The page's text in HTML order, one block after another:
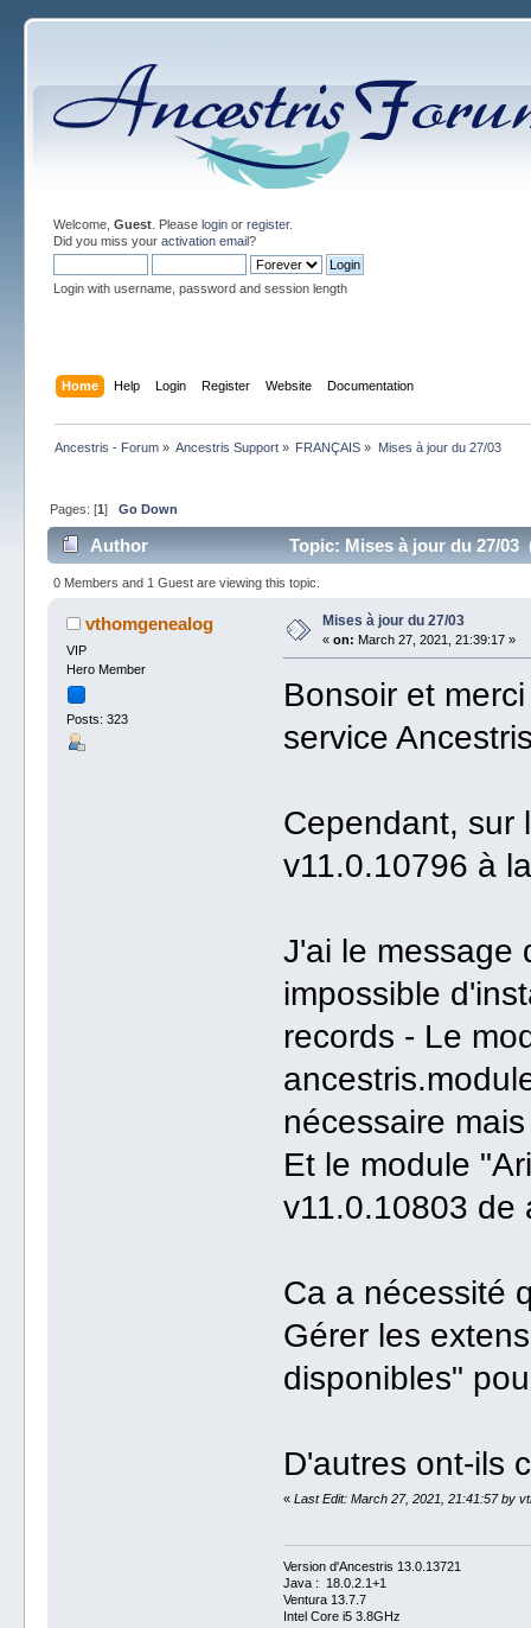
Welcome, Guest. Please loginor register.
Did you miss your activation email?
Login with username, password and session length
Home Help Login Register Website Documentation
Ancestris - Forum» Ancestris Support » FRANÇAIS » Mises à jour du 27/03
Pages: [1] Go Down
Author Topic: Mises à jour du 27/03
0 Members and 1 Guest are viewing this topic.
vthomgenealog
VIP
Hero Member
Posts: 323
Mises à jour du 27/03
« on: March 27, 2021, 21:39:17 »
Bonsoir et
service
Cependant, sur
v11.0.10796 à
J'ai le message
impossible
records - Le
nécessaire
Et le module
v11.0.10803 de
Ca a nécessité
Gérer les
disponibles"
D'autres ont-ils
«Last Edit: March 27, 2021, 21:41:57 by
Version d'Ancestris 13.0.13721
Java : 18.0.2.1+1
Ventura 13.7.7
Intel Core i5 3.8GHz